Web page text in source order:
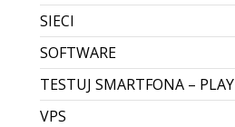
SIECI
SOFTWARE
TESTUJ SMARTFONA – PLAY
VPS